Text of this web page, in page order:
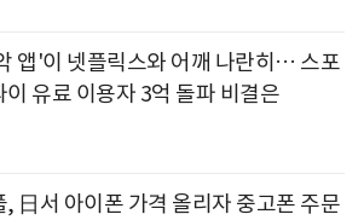
앱'이 넷플릭스와 어깨 나란히… 스포
이 유료 이용자 3억 돌파 비결은
, 日서 아이폰 가격 올리자 중고폰 주문